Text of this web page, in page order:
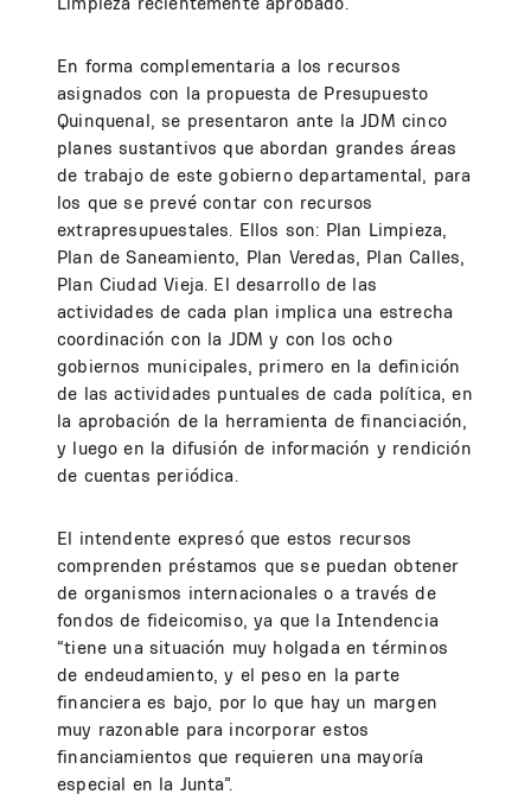
En forma complementaria a los recursos
asignados con la propuesta de Presupuesto
Quinquenal, se presentaron ante la JDM cinco
planes sustantivos que abordan grandes áreas
de trabajo de este gobierno departamental, para
los que se prevé contar con recursos
extrapresupuestales. Ellos son: Plan Limpieza,
Plan de Saneamiento, Plan Veredas, Plan Calles,
Plan Ciudad Vieja. El desarrollo de las
actividades de cada plan implica una estrecha
coordinación con la JDM y con los ocho
gobiernos municipales, primero en la definición
de las actividades puntuales de cada política, en
la aprobación de la herramienta de financiación,
y luego en la difusión de información y rendición
de cuentas periódica.
El intendente expresó que estos recursos
comprenden préstamos que se puedan obtener
de organismos internacionales o a través de
fondos de fideicomiso, ya que la Intendencia
“tiene una situación muy holgada en términos
de endeudamiento, y el peso en la parte
financiera es bajo, por lo que hay un margen
muy razonable para incorporar estos
financiamientos que requieren una mayoría
especial en la Junta”.